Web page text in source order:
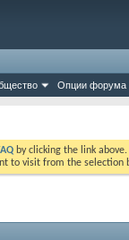
Опции форума
by clicking the link
to visit from the selection